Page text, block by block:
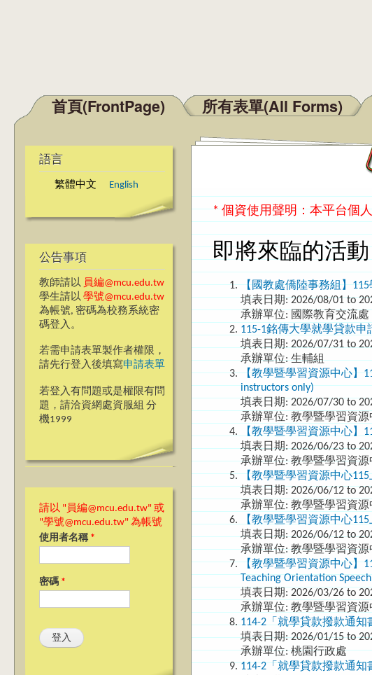
主選單
首頁(FrontPage) 所有表單(All Forms)
語言
繁體中文 English
公告事項
教師請以 員編@mcu.edu.tw
學生請以 學號@mcu.edu.tw
為帳號, 密碼為校務系統密
碼登入。
若需申請表單製作者權限，
請先行登入後填寫申請表單
若登入有問題或是權限有問
題，請洽資網處資服組 分
機1999
請以 "員編@mcu.edu.tw" 或
"學號@mcu.edu.tw" 為帳號
使用者名稱 *
密碼 *
* 個資使用聲明：本平台個
即將來臨的活動
【國教處僑陸事務組】
填表日期:2026/08/01 to
承辦單位: 國際教育交流處
115-1銘傳大學就學貸款
填表日期: 2026/07/31 to
承辦單位: 生輔組
【教學暨學習資源中心】
instructors only)
填表日期: 2026/07/30 to
承辦單位: 教學暨學習資源
【教學暨學習資源中心】
填表日期:2026/06/23 to
承辦單位: 教學暨學習資源
【教學暨學習資源中心
填表日期: 2026/06/12 to
承辦單位: 教學暨學習資源
【教學暨學習資源中心
填表日期:2026/06/12 to
承辦單位: 教學暨學習資源
【教學暨學習資源中心】
Teaching Orientation
填表日期: 2026/03/26 to
承辦單位: 教學暨學習資源
114-2「就學貸款撥款通
填表日期:2026/01/15 to
承辦單位: 桃園行政處
114-2「就學貸款撥款通